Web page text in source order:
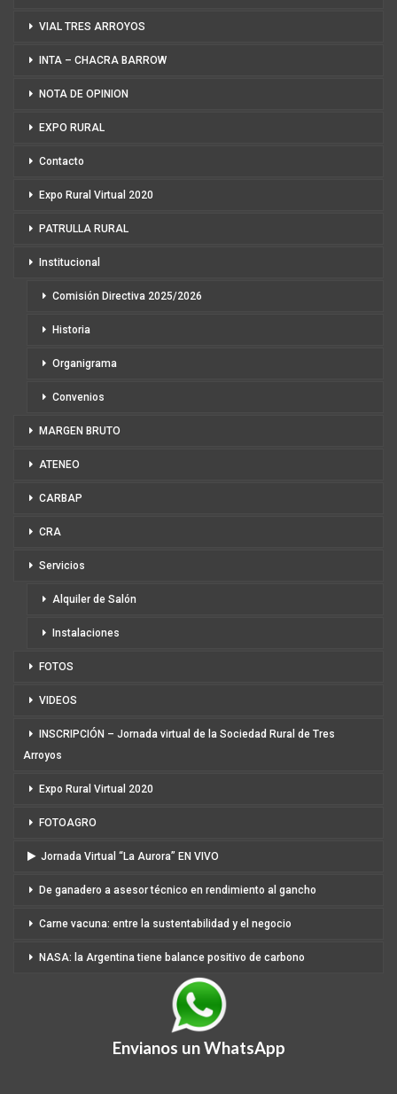
VIAL TRES ARROYOS
INTA – CHACRA BARROW
NOTA DE OPINION
EXPO RURAL
Contacto
Expo Rural Virtual 2020
PATRULLA RURAL
Institucional
Comisión Directiva 2025/2026
Historia
Organigrama
Convenios
MARGEN BRUTO
ATENEO
CARBAP
CRA
Servicios
Alquiler de Salón
Instalaciones
FOTOS
VIDEOS
INSCRIPCIÓN – Jornada virtual de la Sociedad Rural de Tres
Arroyos
Expo Rural Virtual 2020
FOTOAGRO
Jornada Virtual “La Aurora” EN VIVO
De ganadero a asesor técnico en rendimiento al gancho
Carne vacuna: entre la sustentabilidad y el negocio
NASA: la Argentina tiene balance positivo de carbono
Envianos un WhatsApp